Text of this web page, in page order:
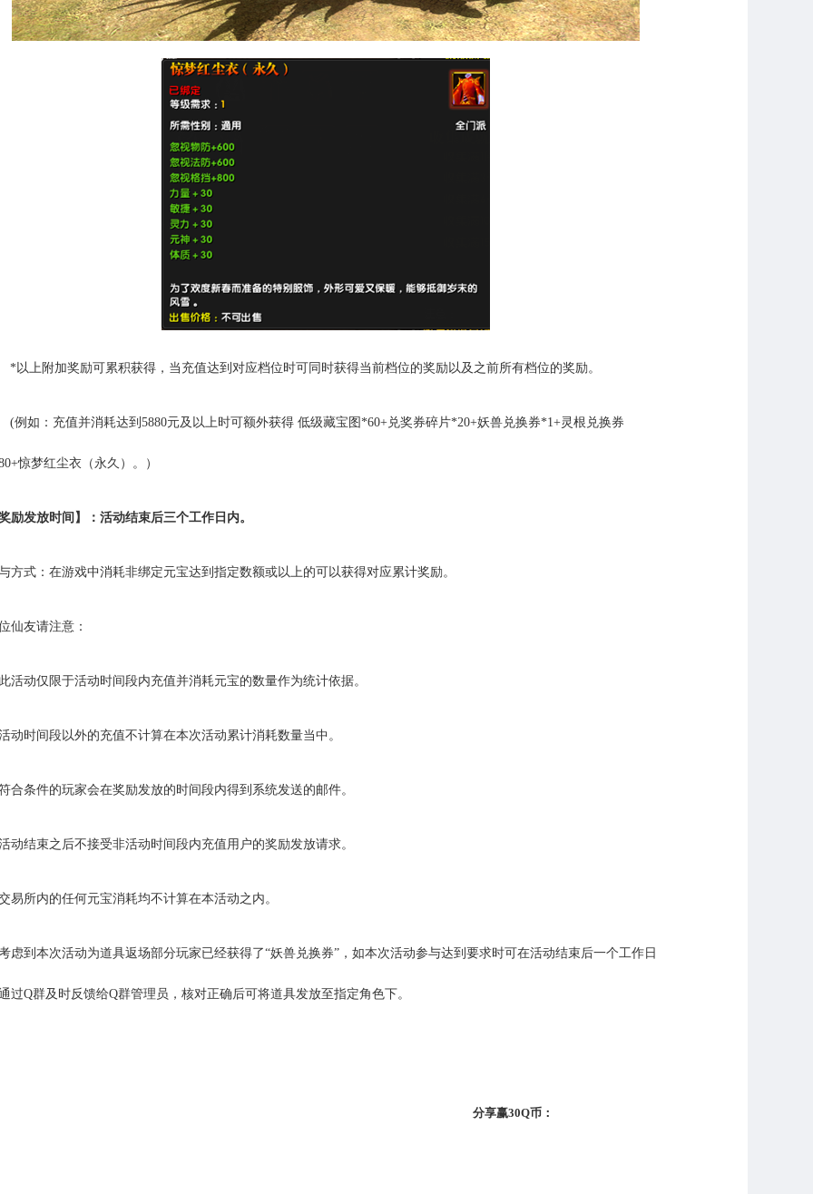
*以上附加奖励可累积获得，当充值达到对应档位时可同时获得当前档位的奖励以及之前所有档位的奖励。
(例如：充值并消耗达到 5880元及以上时可额外获得 低级藏宝图 *60+兑奖券碎片*20+妖兽兑换券*1+灵根兑换券
惊梦红尘衣（永久）。）
励发放时间】：活动结束后三个工作日内。
方式：在游戏中消耗非绑定元宝达到指定数额或以上的可以获得对应累计奖励。
仙友请注意：
活动仅限于活动时间段内充值并消耗元宝的数量作为统计依据。
动时间段以外的充值不计算在本次活动累计消耗数量当中。
合条件的玩家会在奖励发放的时间段内得到系统发送的邮件。
动结束之后不接受非活动时间段内充值用户的奖励发放请求。
易所内的任何元宝消耗均不计算在本活动之内。
虑到本次活动为道具返场部分玩家已经获得了“妖兽兑换券” ，如本次活动参与达到要求时可在活动结束后一个工作日
过Q群及时反馈给Q群管理员，核对正确后可将道具发放至指定角色下。
分享赢30Q币：